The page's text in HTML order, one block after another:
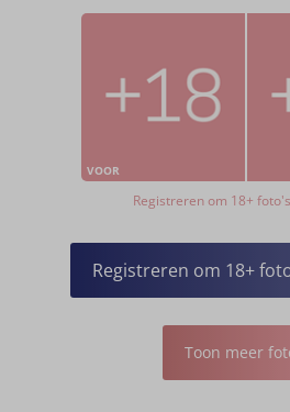
VOOR
Registreren om 18+
Registreren om 18+
Toon meer